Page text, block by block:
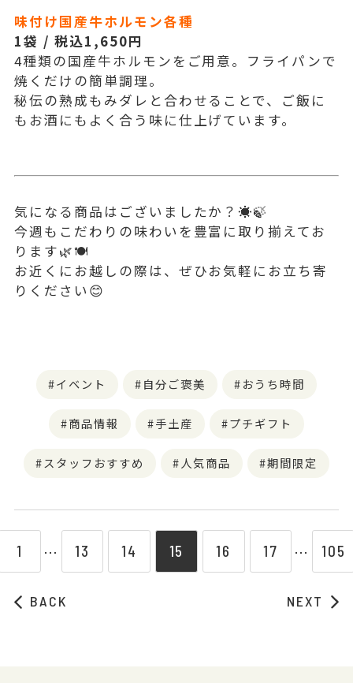
味付け国産牛ホルモン各種
1袋 / 税込1,650円
4種類の国産牛ホルモンをご用意。フライパンで
焼くだけの簡単調理。
秘伝の熟成もみダレと合わせることで、ご飯に
もお酒にもよく合う味に仕上げています。
気になる商品はございましたか？☀️🍃
今週もこだわりの味わいを豊富に取り揃えてお
ります🌿🍽️
お近くにお越しの際は、ぜひお気軽にお立ち寄
りください😊
イベント 自分ご褒美 おうち時間
商品情報 手土産 プチギフト
スタッフおすすめ 人気商品 期間限定
BACK
1 ⋯ 13 14 15 16 17 ⋯ 105
NEXT